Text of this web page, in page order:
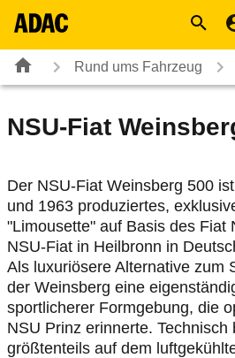
Rund ums Fahrzeug
NSU-Fiat
Der NSU-Fiat Weinsberg 500
und 1963 produziertes,
"Limousette" auf Basis des Fiat
NSU-Fiat in Heilbronn in
Als luxuriösere Alternative zum
der Weinsberg eine
sportlicherer Formgebung, die
NSU Prinz erinnerte. Technisch
größtenteils auf dem